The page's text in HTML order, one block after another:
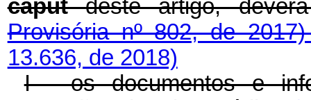
caputdeste artigo,
Provisória nº 802, de
13.636, de 2018)
I - os documentos e